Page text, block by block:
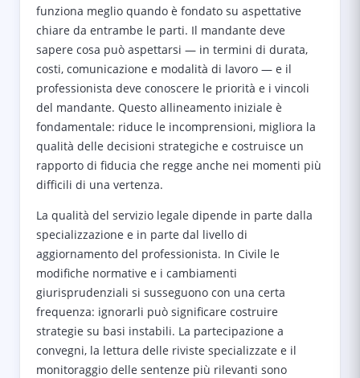
funziona meglio quando è fondato su aspettative
chiare da entrambe le parti. Il mandante deve
sapere cosa può aspettarsi — in termini di durata,
costi, comunicazione e modalità di lavoro — e il
professionista deve conoscere le priorità e i vincoli
del mandante. Questo allineamento iniziale è
fondamentale: riduce le incomprensioni, migliora la
qualità delle decisioni strategiche e costruisce un
rapporto di fiducia che regge anche nei momenti più
difficili di una vertenza.
La qualità del servizio legale dipende in parte dalla
specializzazione e in parte dal livello di
aggiornamento del professionista. In Civile le
modifiche normative e i cambiamenti
giurisprudenziali si susseguono con una certa
frequenza: ignorarli può significare costruire
strategie su basi instabili. La partecipazione a
convegni, la lettura delle riviste specializzate e il
monitoraggio delle sentenze più rilevanti sono